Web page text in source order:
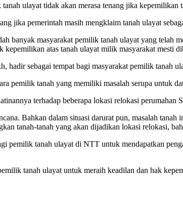
ulayat tidak akan merasa tenang jika
jika pemerintah masih mengklaim tanah ulayat
banyak masyarakat pemilik tanah ulayat yang telah
kepemilikan atas tanah ulayat milik masyarakat mesti
hadir sebagai tempat bagi masyarakat pemilik tanah
pemilik tanah yang memiliki masalah serupa untuk
terhadap beberapa lokasi relokasi
Bahkan dalam situasi darurat pun, masalah
tanah-tanah yang akan dijadikan lokasi relokasi,
pemilik tanah ulayat di NTT untuk mendapatkan
tanah ulayat untuk meraih keadilan dan hak